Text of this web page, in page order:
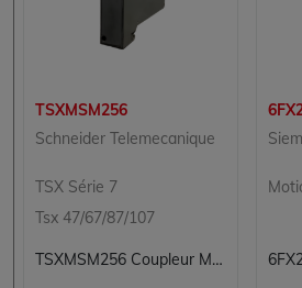
TSXMSM256
Schneider Telemecanique
TSX Série 7
Tsx 47/67/87/107
TSXMSM256 Coupleur Mémoire Masse 256 Ko Schneider Telemecanique TSX Série 7